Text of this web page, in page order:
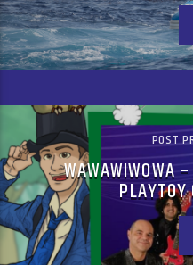
POST
WAWAWIWOWA
PLAYTOY